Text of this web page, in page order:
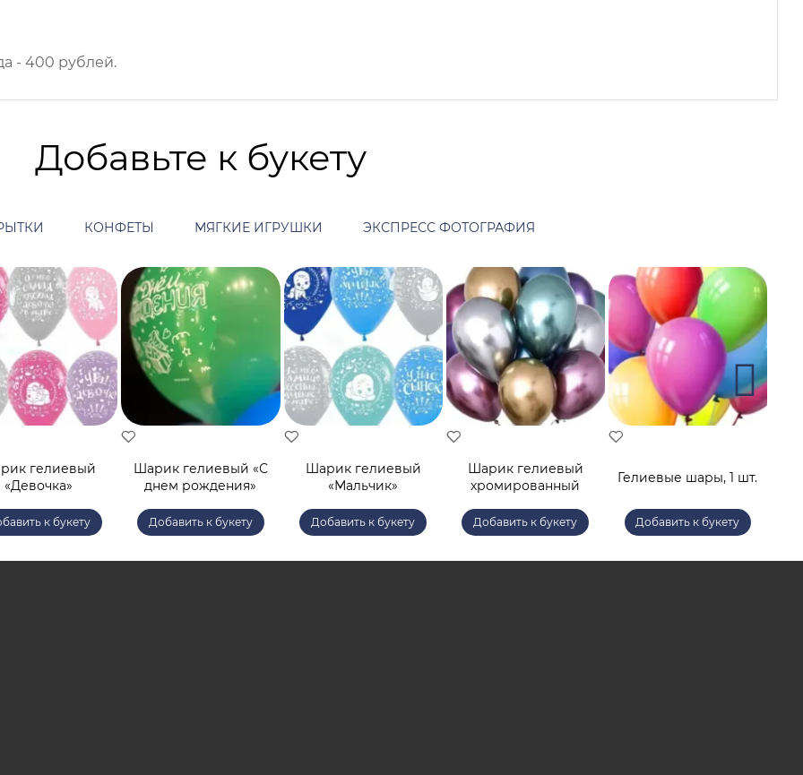
- 400 рублей.
Добавьте к букету
КОНФЕТЫ МЯГКИЕ ИГРУШКИ ЭКСПРЕСС ФОТОГРАФИЯ
гелиевый
«Девочка»
к букету
Шарик гелиевый «С
днем рождения»
Добавить к букету
Шарик гелиевый
«Мальчик»
Добавить к букету
Шарик гелиевый
хромированный
Добавить к букету
Гелиевые шары, 1 шт.
Добавить к букету